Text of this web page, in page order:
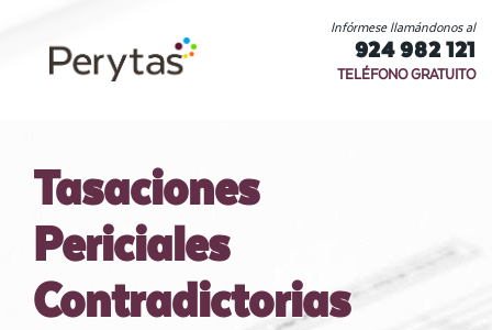
Infórmese llamándonos al
924 982 121
TELÉFONO GRATUITO
Tasaciones
Periciales
Contradictorias